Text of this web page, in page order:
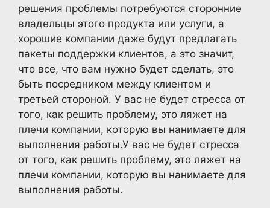
решения проблемы потребуются сторонние
владельцы этого продукта или услуги, а
хорошие компании даже будут предлагать
пакеты поддержки клиентов, а это значит,
что все, что вам нужно будет сделать, это
быть посредником между клиентом и
третьей стороной. У вас не будет стресса от
того, как решить проблему, это ляжет на
плечи компании, которую вы нанимаете для
выполнения работы.У вас не будет стресса
от того, как решить проблему, это ляжет на
плечи компании, которую вы нанимаете для
выполнения работы.